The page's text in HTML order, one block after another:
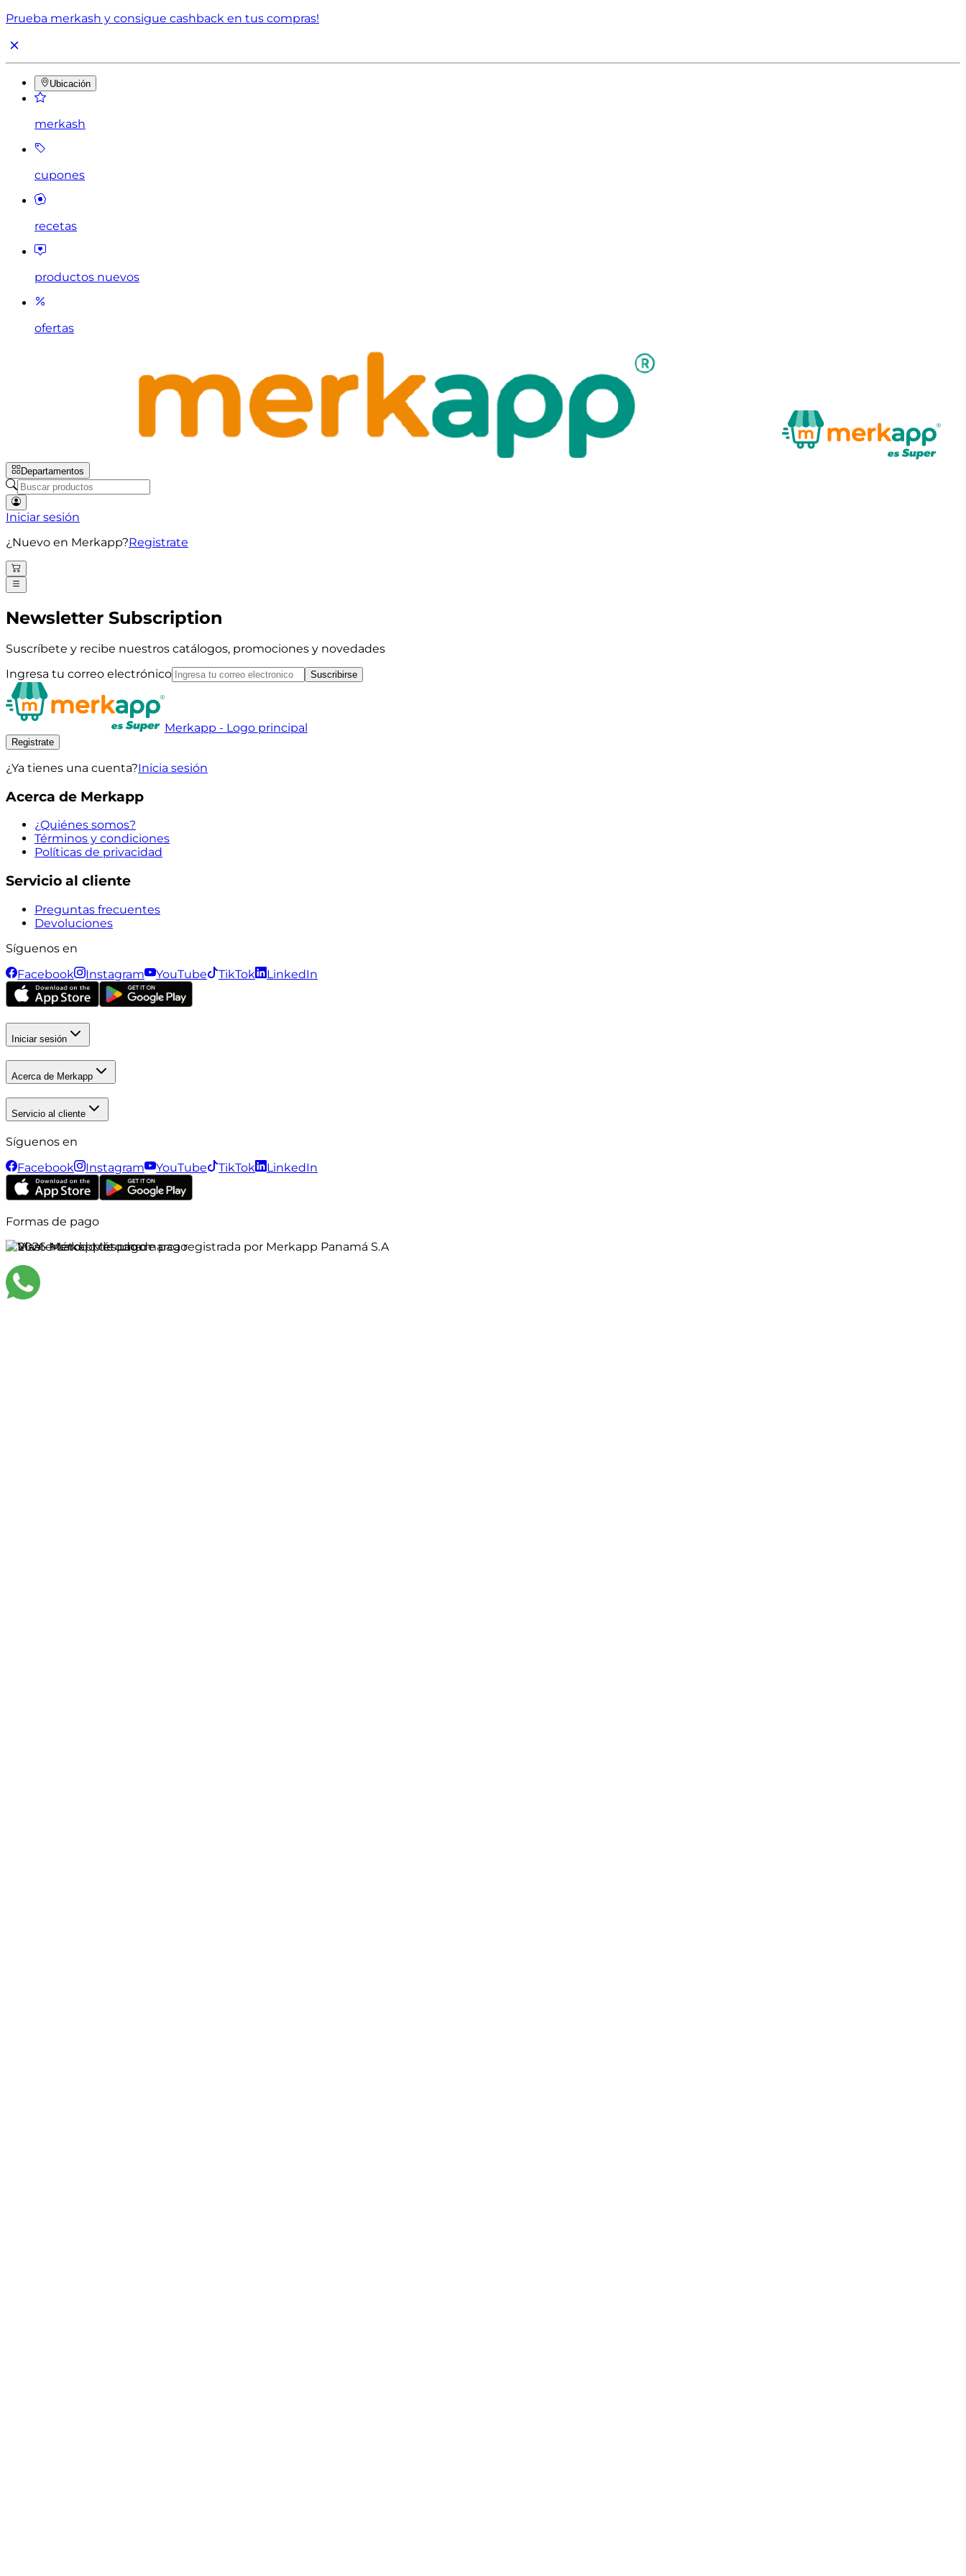
Prueba merkash y consigue cashback en tus compras!
Ubicación
merkash
cupones
recetas
productos nuevos
ofertas
Departamentos
Iniciar sesión
¿Nuevo en Merkapp?Registrate
Newsletter Subscription
Suscríbete y recibe nuestros catálogos, promociones y novedades
Ingresa tu correo electrónico
Suscribirse
Merkapp - Logo principal
Registrate
¿Ya tienes una cuenta?Inicia sesión
Acerca de Merkapp
¿Quiénes somos?
Términos y condiciones
Políticas de privacidad
Servicio al cliente
Preguntas frecuentes
Devoluciones
Síguenos en
Facebook
Instagram YouTube TikTok LinkedIn
Iniciar sesión
Acerca de Merkapp
Servicio al cliente
Síguenos en
Facebook
Instagram YouTube TikTok LinkedIn
Formas de pago
©2026Merkapp es una marca registrada por Merkapp Panamá S.A